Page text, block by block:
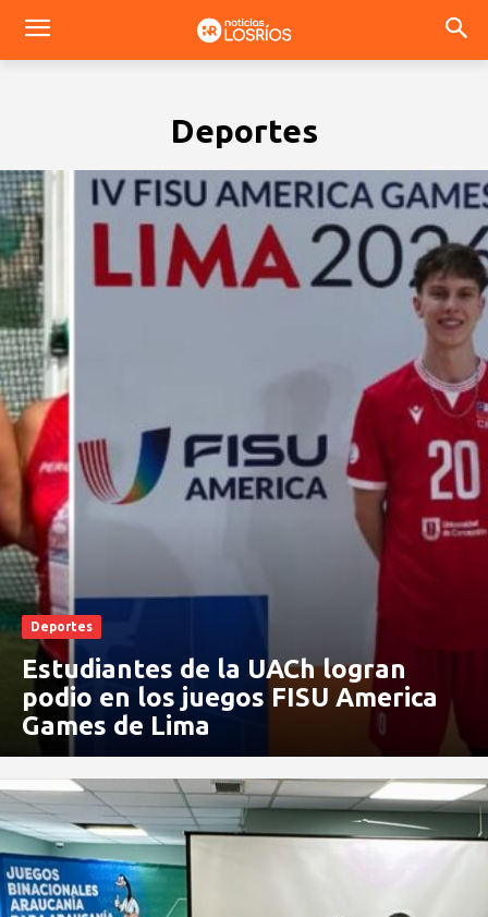
Deportes
Deportes
Estudiantes de la UACh logran
podio en los juegos FISU America
Games de Lima